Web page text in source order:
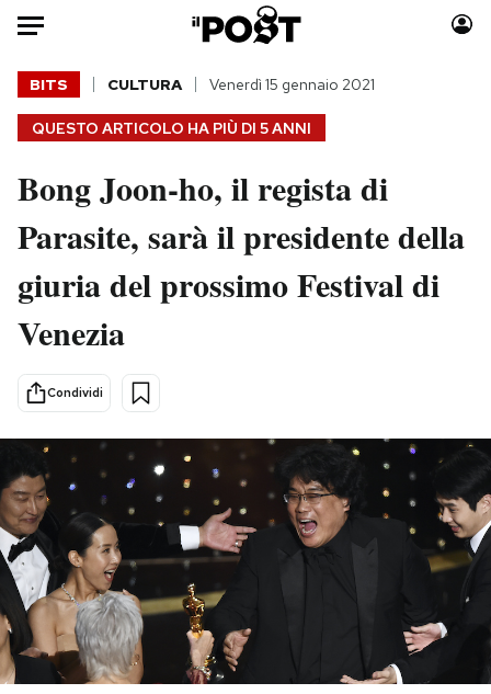
Auto
HOME
Italia
Politica
Tecnologia
Scienza
Cultura
Economia
Sport
Moda
Consumismi
Storie/Idee
Mondiali calcio 2026
PODCAST
NEWSLETTER
I MIEI PREFERITI
QUESTO ARTICOLO HA PIÙ DI 5 ANNI
BITS CULTURA Venerdì 15 gennaio 2021
Bong Joon-ho, il regista di
Parasite, sarà il presidente della
giuria del prossimo Festival di
Venezia
Condividi